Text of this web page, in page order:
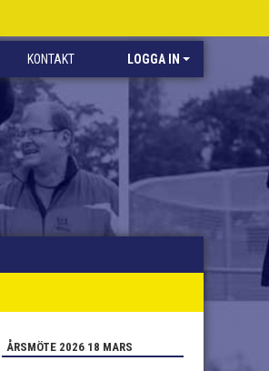
KONTAKT LOGGA IN
ÅRSMÖTE 2026 18 MARS